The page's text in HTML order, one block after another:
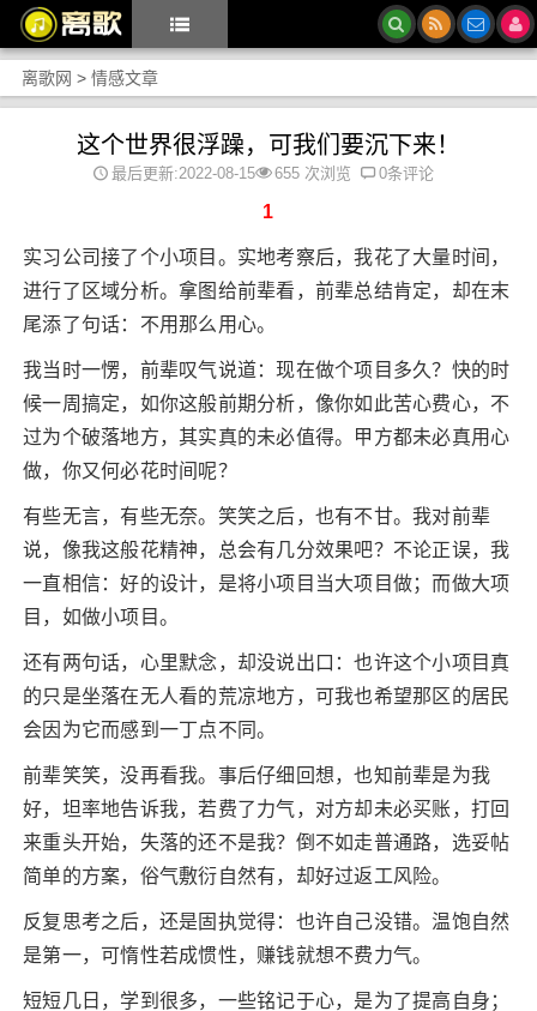
离歌网 > 情感文章
这个世界很浮躁，可我们要沉下来！
最后更新:2022-08-15 655 次浏览 0条评论
1
实习公司接了个小项目。实地考察后，我花了大量时间，
进行了区域分析。拿图给前辈看，前辈总结肯定，却在末
尾添了句话：不用那么用心。
我当时一愣，前辈叹气说道：现在做个项目多久？快的时
候一周搞定，如你这般前期分析，像你如此苦心费心，不
过为个破落地方，其实真的未必值得。甲方都未必真用心
做，你又何必花时间呢？
有些无言，有些无奈。笑笑之后，也有不甘。我对前辈
说，像我这般花精神，总会有几分效果吧？不论正误，我
一直相信：好的设计，是将小项目当大项目做；而做大项
目，如做小项目。
还有两句话，心里默念，却没说出口：也许这个小项目真
的只是坐落在无人看的荒凉地方，可我也希望那区的居民
会因为它而感到一丁点不同。
前辈笑笑，没再看我。事后仔细回想，也知前辈是为我
好，坦率地告诉我，若费了力气，对方却未必买账，打回
来重头开始，失落的还不是我？倒不如走普通路，选妥帖
简单的方案，俗气敷衍自然有，却好过返工风险。
反复思考之后，还是固执觉得：也许自己没错。温饱自然
是第一，可惰性若成惯性，赚钱就想不费力气。
短短几日，学到很多，一些铭记于心，是为了提高自身；